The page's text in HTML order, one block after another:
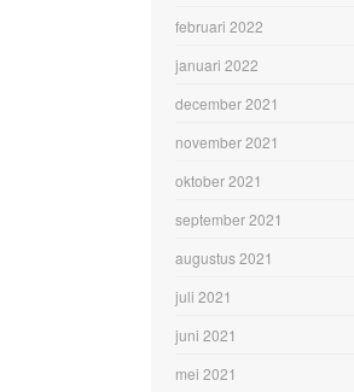
februari 2022
januari 2022
december 2021
november 2021
oktober 2021
september 2021
augustus 2021
juli 2021
juni 2021
mei 2021